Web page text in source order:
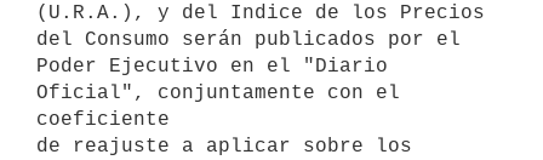
(U.R.A.), y del Indice de los Precios
del Consumo serán publicados por el
Poder Ejecutivo en el "Diario
Oficial", conjuntamente con el
coeficiente
de reajuste a aplicar sobre los